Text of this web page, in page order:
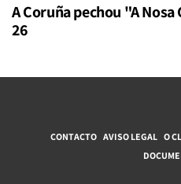
A Coruña pechou "A
26
CONTACTO AVISO LEGAL O